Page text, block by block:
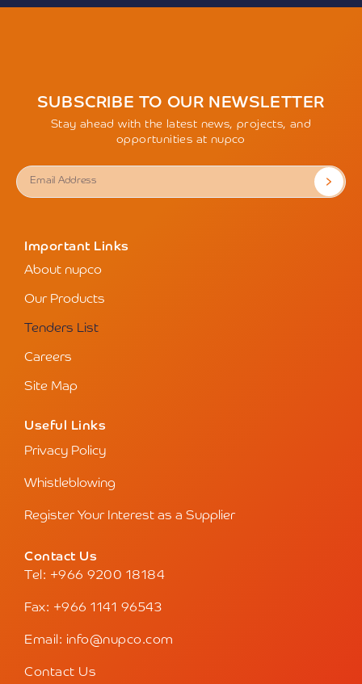
الأسنان
Bid Opening:Mon, 31/08/2026
Tender ID
NPT0008/26
الإتفاقية الإطارية المفتوحة لمنافسة
Submission Deadline: Mon, 07/09/2026
Tue, 08/09/2026